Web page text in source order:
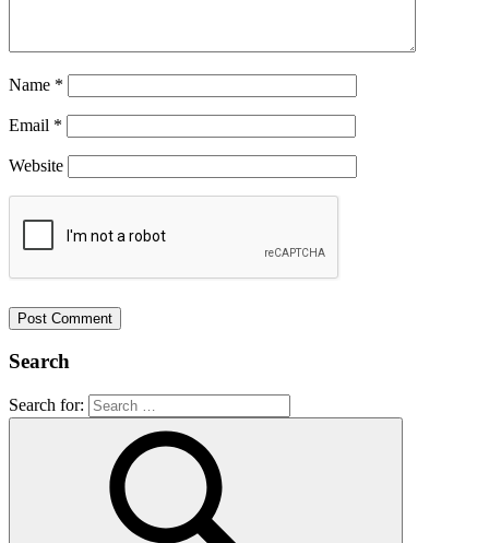
Name *
Email *
Website
Search
Search for: